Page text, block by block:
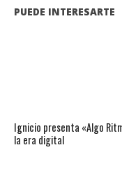
PUEDE INTERESARTE
Ignicio presenta «Algo
la era digital